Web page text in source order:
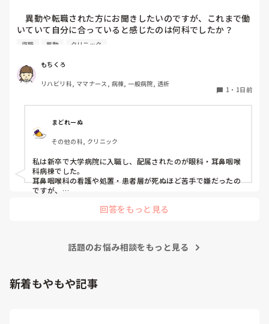
異動や転職された方にお聞きしたいのですが、これまで働
いていて自分に合っていると感じたのは何科でしたか？
また、どんなところが合っていると感じましたか？
私はこれまで脳神経外科、リハビリ科、透析室と経験しまし
たが、どこもしっくり来なくて悩んでいます…。次回の転職
の参考にさせていただきたいです😭
復職 異動 クリニック
もちくろ
リハビリ科, ママナース, 病棟, 一般病院, 透析
1 ・ 1日前
まどれーぬ
その他の科, クリニック
私は新卒で大学病院に入職し、配属されたのが眼科・耳鼻咽喉
科病棟でした。
耳鼻咽喉科の看護や処置・患者層が死ぬほど苦手で嫌だったの
ですが、
異動の声がかかる前に眼科クリニックに転職しました。
回答をもっと見る
話題のお悩み相談をもっと見る
新着もやもや記事